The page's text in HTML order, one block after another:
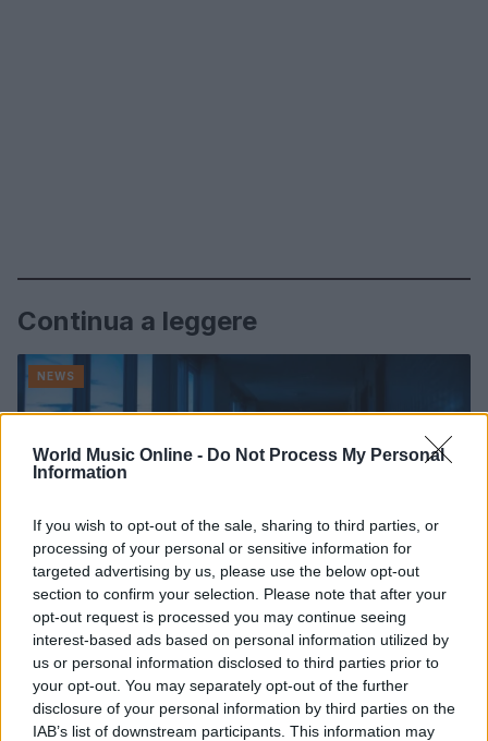
World Music Online - Do Not Process My Personal
Information
If you wish to opt-out of the sale, sharing to third parties, or
processing of your personal or sensitive information for
targeted advertising by us, please use the below opt-out
section to confirm your selection. Please note that after your
opt-out request is processed you may continue seeing
interest-based ads based on personal information utilized by
us or personal information disclosed to third parties prior to
your opt-out. You may separately opt-out of the further
disclosure of your personal information by third parties on the
IAB’s list of downstream participants. This information may
Continua a leggere
NEWS
Noemi in ospedale: il racconto della riabilitazione e il
ritorno sul palco
Susanna Riva · 6 Ago 2026